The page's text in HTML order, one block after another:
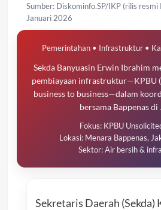
Sumber: Diskominfo.SP/IKP (rilis resmi
Januari 2026
Pemerintahan • Infrastruktur •
Sekda Banyuasin Erwin Ibrahim
pembiayaan infrastruktur—KPBU
business to business—dalam
bersama Bappenas di
Fokus: KPBU
Lokasi: Menara Bappenas,
Sektor: Air bersih &
Sekretaris Daerah (Sekda)